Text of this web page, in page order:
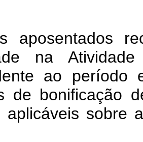
aposentados
na
ao
de bonificação
aplicáveis sobre